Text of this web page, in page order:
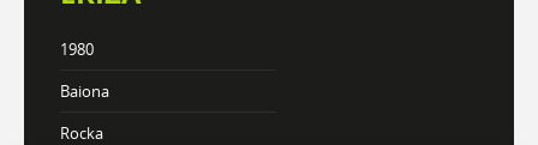
1980
Baiona
Rocka